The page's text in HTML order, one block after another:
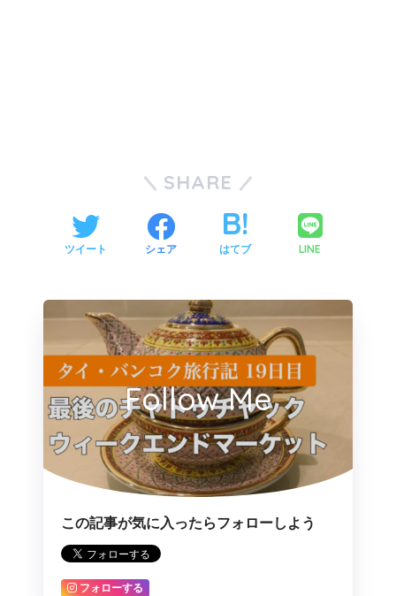
SHARE
ツイート シェア はてブ LINE
Follow Me
この記事が気に入ったらフォローしよう
フォローする